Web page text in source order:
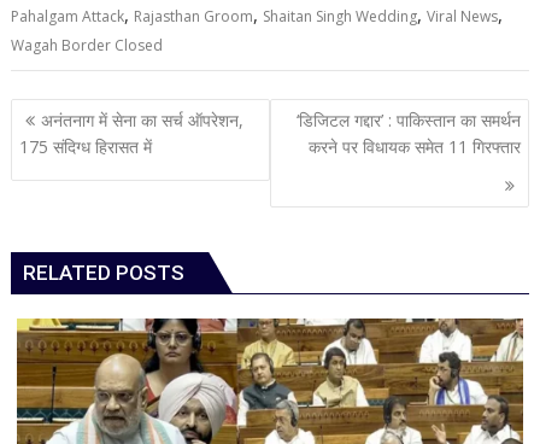
Pahalgam Attack, Rajasthan Groom, Shaitan Singh Wedding,Viral News,
Wagah Border Closed
Post
navigation
अनंतनाग में सेना का सर्च ऑपरेशन,
175 संदिग्ध हिरासत में
‘डिजिटल गद्दार’ : पाकिस्तान का समर्थन
करने पर विधायक समेत 11 गिरफ्तार
RELATED POSTS